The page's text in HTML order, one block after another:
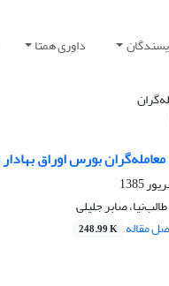
داوری همتا
معامله‌گران بورس اوراق
صابر جلیلی
مقاله 248.99 K